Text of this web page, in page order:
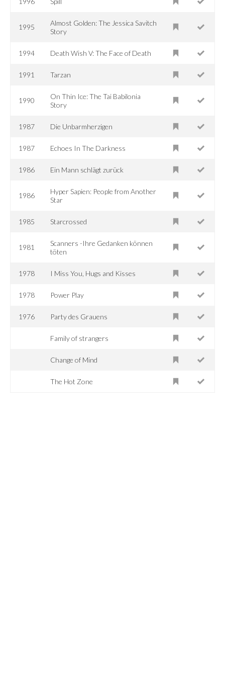
1995
Almost Golden: The Jessica Savitch
Story
1994 Death Wish V: The Face of Death
1991 Tarzan
1990
On Thin Ice: The Tai Babilonia
Story
1987 Die Unbarmherzigen
1987 Echoes In The Darkness
1986 Ein Mann schlägt zurück
1986
Hyper Sapien: People from Another
Star
1985 Starcrossed
1981
Scanners -Ihre Gedanken können
töten
1978 I Miss You, Hugs and Kisses
1978 Power Play
1976 Party des Grauens
Family of strangers
Change of Mind
The Hot Zone